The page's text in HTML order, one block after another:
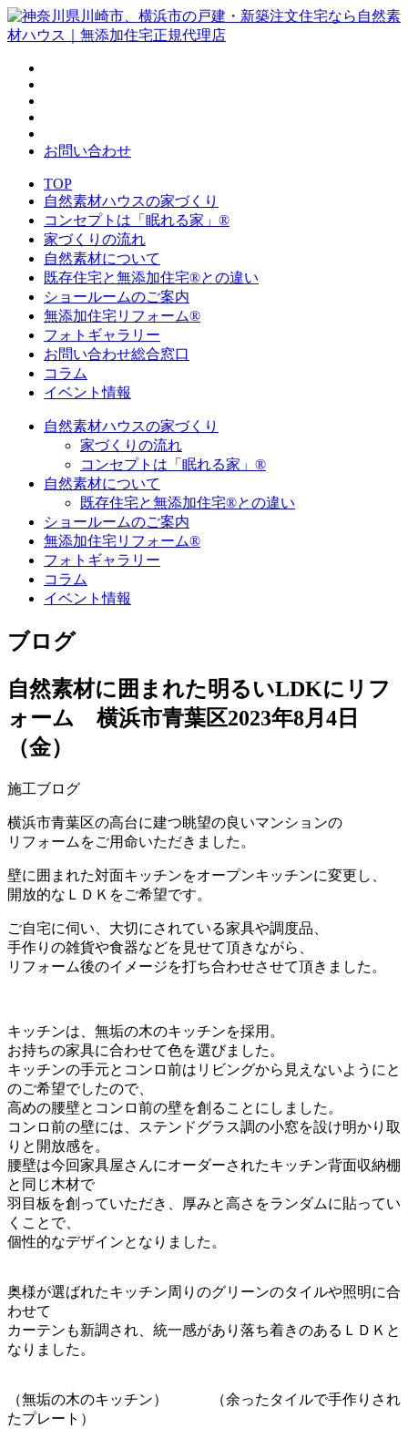
お問い合わせ
TOP
自然素材ハウスの家づくり
コンセプトは「眠れる家」®
家づくりの流れ
自然素材について
既存住宅と無添加住宅®との違い
ショールームのご案内
無添加住宅リフォーム®
フォトギャラリー
お問い合わせ総合窓口
コラム
イベント情報
自然素材ハウスの家づくり
家づくりの流れ
コンセプトは「眠れる家」®
自然素材について
既存住宅と無添加住宅®との違い
ショールームのご案内
無添加住宅リフォーム®
フォトギャラリー
コラム
イベント情報
ブログ
自然素材に囲まれた明るいLDKにリフ
ォーム 横浜市青葉区2023年8月4日
（金）
施工ブログ
横浜市青葉区の高台に建つ眺望の良いマンションの
リフォームをご用命いただきました。
壁に囲まれた対面キッチンをオープンキッチンに変更し、
開放的なＬＤＫをご希望です。
ご自宅に伺い、大切にされている家具や調度品、
手作りの雑貨や食器などを見せて頂きながら、
リフォーム後のイメージを打ち合わせさせて頂きました。
キッチンは、無垢の木のキッチンを採用。
お持ちの家具に合わせて色を選びました。
キッチンの手元とコンロ前はリビングから見えないようにと
のご希望でしたので、
高めの腰壁とコンロ前の壁を創ることにしました。
コンロ前の壁には、ステンドグラス調の小窓を設け明かり取
りと開放感を。
腰壁は今回家具屋さんにオーダーされたキッチン背面収納棚
と同じ木材で
羽目板を創っていただき、厚みと高さをランダムに貼ってい
くことで、
個性的なデザインとなりました。
奥様が選ばれたキッチン周りのグリーンのタイルや照明に合
わせて
カーテンも新調され、統一感があり落ち着きのあるＬＤＫと
なりました。
（無垢の木のキッチン） （余ったタイルで手作りされ
たプレート）